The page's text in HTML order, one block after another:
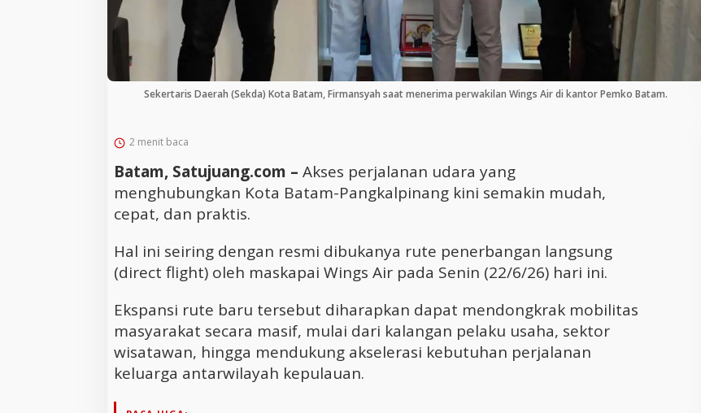
Sekertaris Daerah (Sekda) Kota Batam, Firmansyah saat menerima perwakilan Wings Air di kantor Pemko Batam.
2 menit baca
Batam, Satujuang.com – Akses perjalanan udara yang
menghubungkan Kota Batam-Pangkalpinang kini semakin mudah,
cepat, dan praktis.
Hal ini seiring dengan resmi dibukanya rute penerbangan langsung
(direct flight) oleh maskapai Wings Air pada Senin (22/6/26) hari ini.
Ekspansi rute baru tersebut diharapkan dapat mendongkrak mobilitas
masyarakat secara masif, mulai dari kalangan pelaku usaha, sektor
wisatawan, hingga mendukung akselerasi kebutuhan perjalanan
keluarga antarwilayah kepulauan.
Cara Efektif Mengelola Waktu untuk
Produktivitas Maksimal